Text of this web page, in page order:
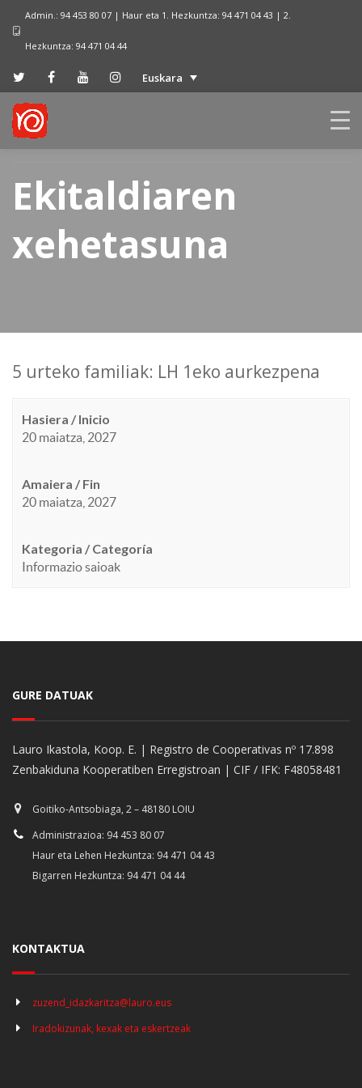
Admin.: 94 453 80 07 | Haur eta 1. Hezkuntza: 94 471 04 43 | 2.
Hezkuntza: 94 471 04 44
Euskara
Ekitaldiaren
xehetasuna
5 urteko familiak: LH 1eko aurkezpena
Hasiera / Inicio
20 maiatza, 2027
Amaiera / Fin
20 maiatza, 2027
Kategoria / Categoría
Informazio saioak
GURE DATUAK
Lauro Ikastola, Koop. E. | Registro de Cooperativas nº 17.898
Zenbakiduna Kooperatiben Erregistroan | CIF / IFK: F48058481
Goitiko-Antsobiaga, 2 – 48180 LOIU
Administrazioa: 94 453 80 07
Haur eta Lehen Hezkuntza: 94 471 04 43
Bigarren Hezkuntza: 94 471 04 44
KONTAKTUA
zuzend_idazkaritza@lauro.eus
Iradokizunak, kexak eta eskertzeak